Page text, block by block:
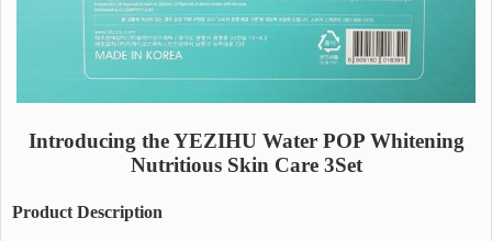
Introducing the YEZIHU Water POP Whitening
Nutritious Skin Care 3Set
Product Description